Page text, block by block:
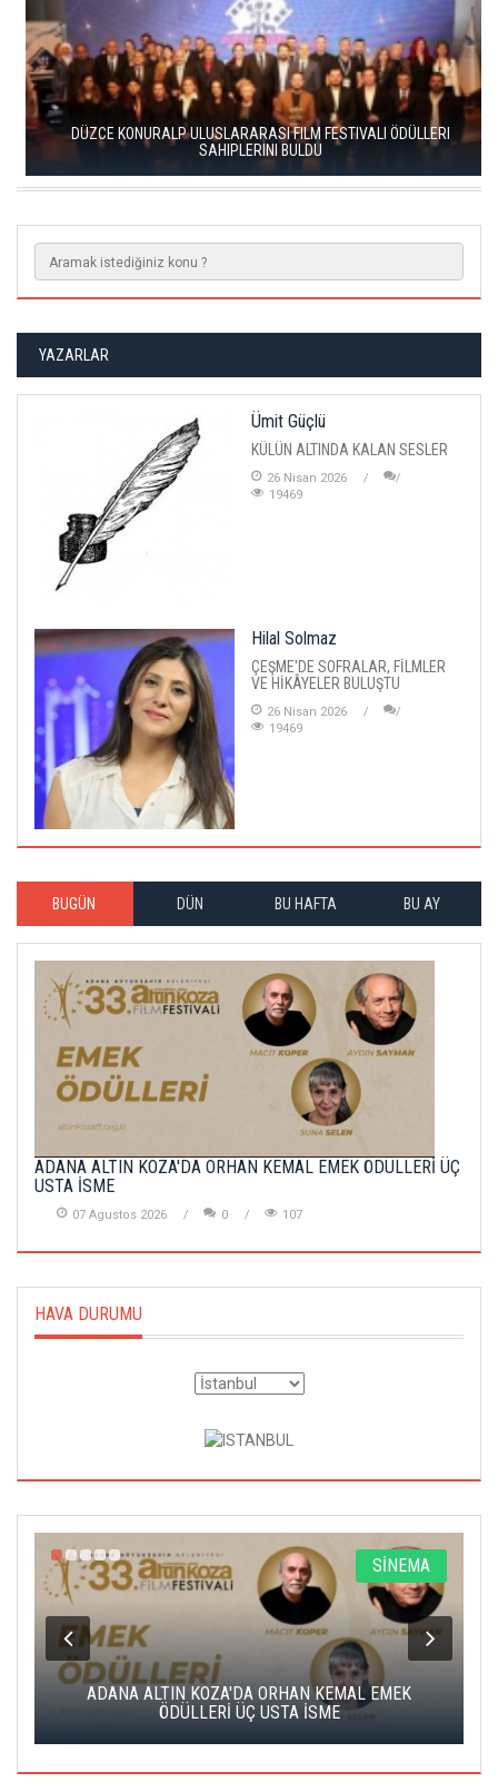
DÜZCE KONURALP ULUSLARARASI FILM FESTIVALI ÖDÜLLERI
SAHIPLERINI BULDU
YAZARLAR
Ümit Güçlü
KÜLÜN ALTINDA KALAN SESLER
26 Nisan 2026
19469
Hilal Solmaz
ÇEŞME'DE SOFRALAR, FİLMLER
VE HİKÂYELER BULUŞTU
26 Nisan 2026
19469
BUGÜN DÜN BU HAFTA BU AY
ADANA ALTIN KOZA'DA ORHAN KEMAL EMEK ÖDÜLLERİ ÜÇ
USTA İSME
07 Agustos 2026 0 107
HAVA DURUMU
SİNEMA
ADANA ALTIN KOZA'DA ORHAN KEMAL EMEK
ÖDÜLLERİ ÜÇ USTA İSME